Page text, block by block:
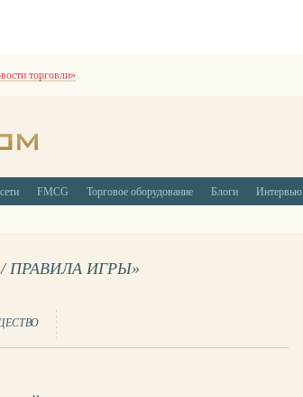
торговли»
FMCG Торговое оборудование Блоги Интервью
ПРАВИЛА ИГРЫ»